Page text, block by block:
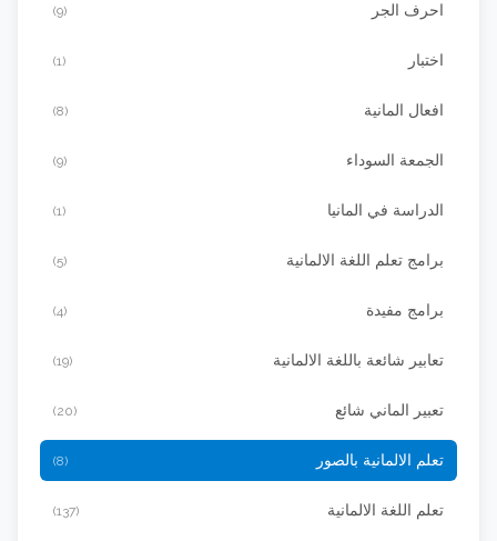
احرف الجر (9)
اختبار (1)
افعال المانية (8)
الجمعة السوداء (9)
الدراسة في المانيا (1)
برامج تعلم اللغة الالمانية (5)
برامج مفيدة (4)
تعابير شائعة باللغة الالمانية (19)
تعبير الماني شائع (20)
تعلم الالمانية بالصور (8)
تعلم اللغة الالمانية (137)